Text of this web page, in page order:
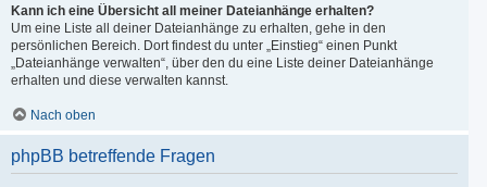
Kann ich eine Übersicht all meiner Dateianhänge erhalten?
Um eine Liste all deiner Dateianhänge zu erhalten, gehe in den
persönlichen Bereich. Dort findest du unter „Einstieg“ einen Punkt
„Dateianhänge verwalten“, über den du eine Liste deiner Dateianhänge
erhalten und diese verwalten kannst.
Nach oben
phpBB betreffende Fragen